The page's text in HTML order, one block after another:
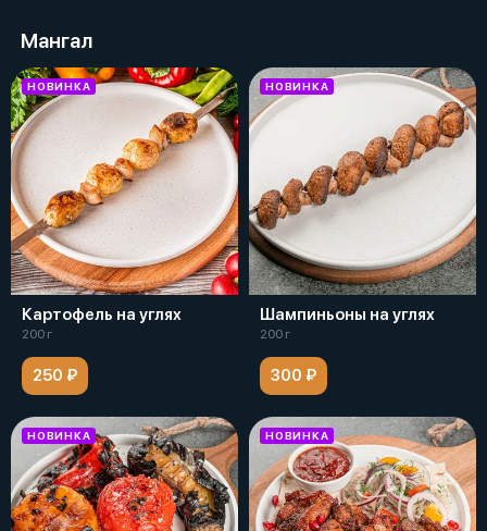
Мангал
НОВИНКА
Картофель на углях
200 г
250 ₽
НОВИНКА
Шампиньоны на углях
200 г
300 ₽
НОВИНКА НОВИНКА